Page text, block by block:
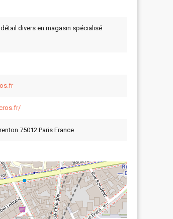
divers en magasin spécialisé
75012 Paris France